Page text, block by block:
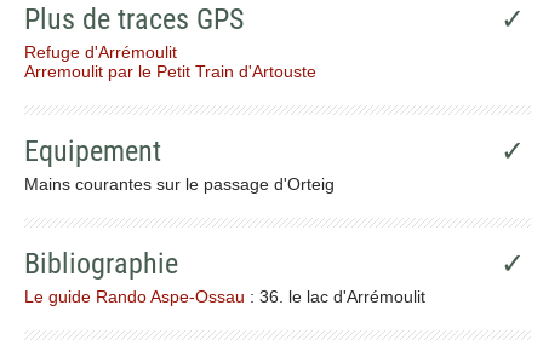
Plus de traces GPS ✓
Refuge d'Arrémoulit
Arremoulit par le Petit Train d'Artouste
Equipement ✓
Mains courantes sur le passage d'Orteig
Bibliographie ✓
Le guide Rando Aspe-Ossau : 36. le lac d'Arrémoulit